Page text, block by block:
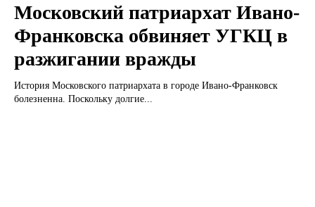
Московский патриархат Ивано-
Франковска обвиняет УГКЦ в
разжигании вражды
История Московского патриархата в городе Ивано-Франковск
болезненна. Поскольку долгие...